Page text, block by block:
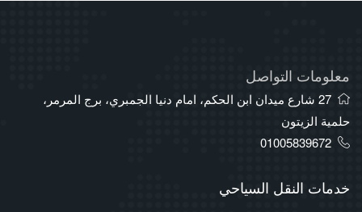
معلومات التواصل
27 شارع ميدان ابن الحكم، امام دنيا الجمبري، برج المرمر،
حلمية الزيتون
01005839672
خدمات النقل السياحي